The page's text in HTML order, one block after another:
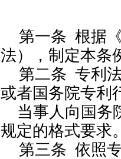
第一条 根据
法），制定本条
第二条 专利
或者国务院专利
当事人向国务
规定的格式要求
第三条 依照